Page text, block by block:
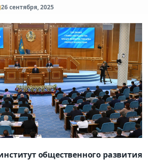
26 сентября, 2025
общественного развития